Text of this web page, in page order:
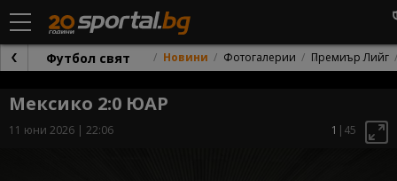
Футбол свят Новини Фотогалерии Премиър Лийг
Мексико 2:0 ЮАР
11 юни 2026 | 22:06 1 |45